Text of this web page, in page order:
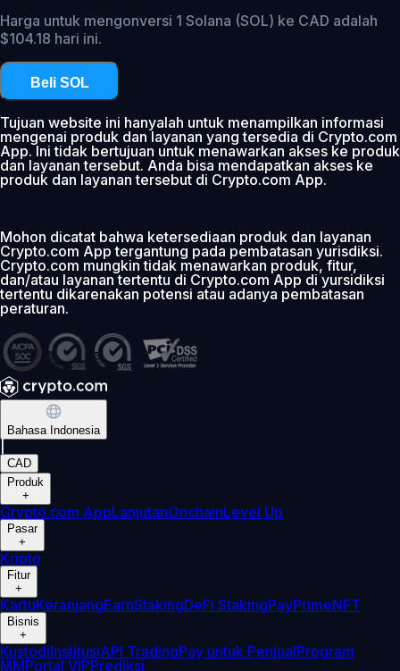
Harga untuk mengonversi 1 Solana (SOL) ke CAD adalah
$104.18 hari ini.
Beli SOL
Tujuan website ini hanyalah untuk menampilkan informasi
mengenai produk dan layanan yang tersedia di Crypto.com
App. Ini tidak bertujuan untuk menawarkan akses ke produk
dan layanan tersebut. Anda bisa mendapatkan akses ke
produk dan layanan tersebut di Crypto.com App.
Mohon dicatat bahwa ketersediaan produk dan layanan
Crypto.com App tergantung pada pembatasan yurisdiksi.
Crypto.com mungkin tidak menawarkan produk, fitur,
dan/atau layanan tertentu di Crypto.com App di yursidiksi
tertentu dikarenakan potensi atau adanya pembatasan
peraturan.
Bahasa Indonesia
CAD
Produk
+
Crypto.com AppLanjutanOnchainLevel Up
Pasar
+
Kripto
Fitur
+
KartuKeranjangEarnStakingDeFi StakingPayPrimeNFT
Bisnis
+
KustodiInstitusiAPI TradingPay untuk PenjualProgram
MMPortal VIPPrediksi